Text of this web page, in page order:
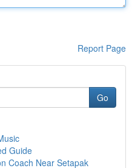
Report Page
Go
Guide
Coach Near Setapak